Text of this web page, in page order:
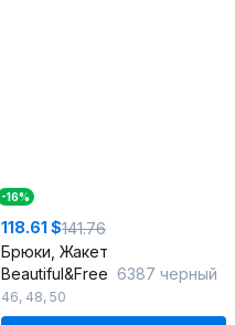
-16%
118.61 $141.76
Брюки, Жакет
Beautiful&Free 6387 черный
46, 48, 50